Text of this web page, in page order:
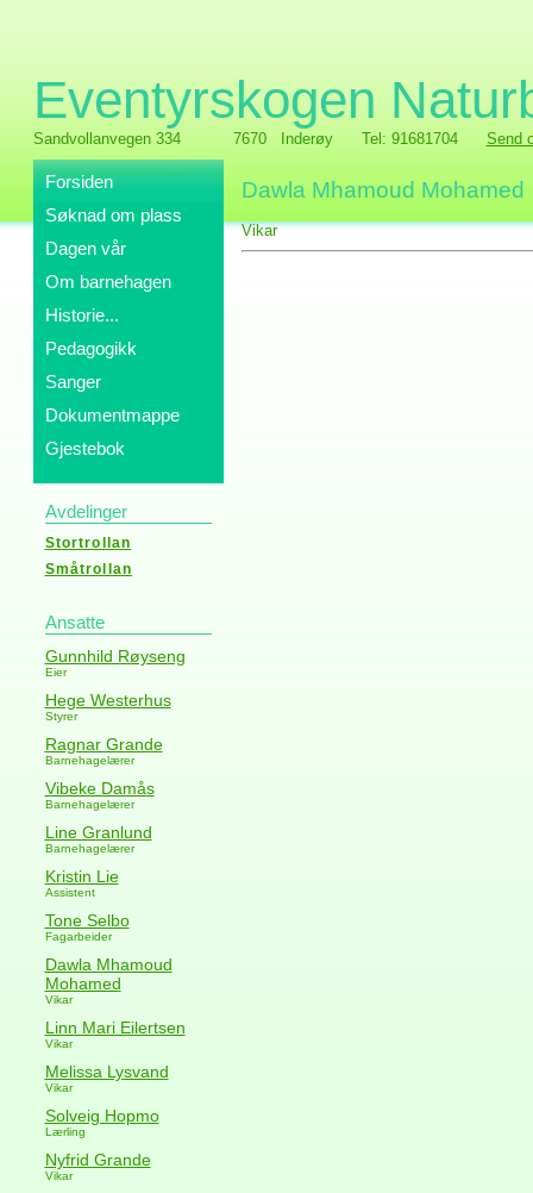
Eventyrskogen
Sandvollanvegen 334 7670 Inderøy Tel: 91681704 Send
Forsiden
Søknad om plass
Dagen vår
Om barnehagen
Historie...
Pedagogikk
Sanger
Dokumentmappe
Gjestebok
Avdelinger
Stortrollan
Småtrollan
Ansatte
Gunnhild Røyseng
Eier
Hege Westerhus
Styrer
Ragnar Grande
Barnehagelærer
Vibeke Damås
Barnehagelærer
Line Granlund
Barnehagelærer
Kristin Lie
Assistent
Tone Selbo
Fagarbeider
Dawla Mhamoud
Mohamed
Vikar
Linn Mari Eilertsen
Vikar
Melissa Lysvand
Vikar
Solveig Hopmo
Lærling
Nyfrid Grande
Vikar
Dawla Mhamoud Mohamed
Vikar